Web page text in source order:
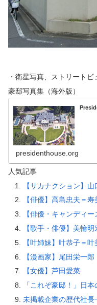
・衛星写真、ストリート
豪邸写真集（海外版）
presidenthouse.org
人気記事
【サカナクション】山
【俳優】高島忠夫＝寿
【俳優・キャンディ
【歌手・俳優】美輪明
【叶姉妹】叶恭子＝叶
【漫画家】尾田栄一郎
【女優】芦田愛菜
「これぞ豪邸！」日
未掲載企業の歴代社長